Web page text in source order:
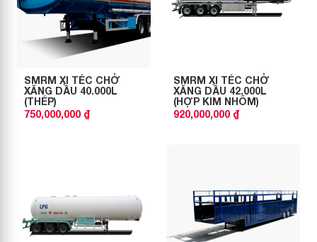
SMRM XI TÉC CHỞ
XĂNG DẦU 40.000L
(THÉP)
750,000,000 ₫
SMRM XI TÉC CHỞ
XĂNG DẦU 42.000L
(HỢP KIM NHÔM)
920,000,000 ₫